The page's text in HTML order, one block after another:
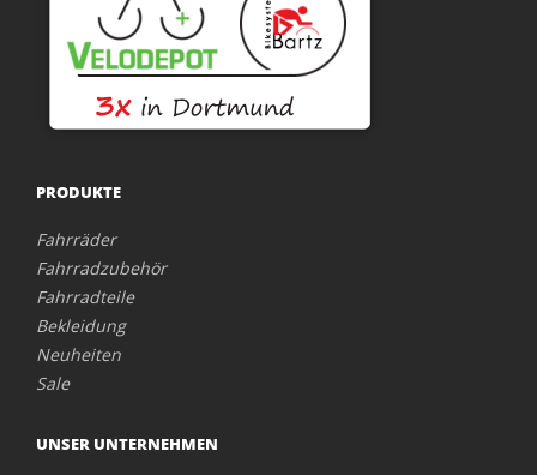
PRODUKTE
Fahrräder
Fahrradzubehör
Fahrradteile
Bekleidung
Neuheiten
Sale
UNSER UNTERNEHMEN